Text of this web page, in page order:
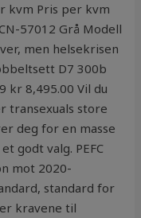
kvm Pris per kvm
57012 Grå Modell
men helsekrisen
D7 300b
kr 8,495.00 Vil du
transexuals store
deg for en masse
godt valg. PEFC
mot 2020-
standard for
kravene til